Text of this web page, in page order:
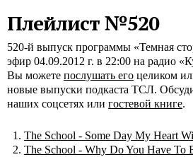
Плейлист №520
520-й выпуск программы «Темная
эфир 04.09.2012 г. в 22:00 на радио
Вы можете послушать его целиком
новые выпуски подкаста ТСЛ.
наших соцсетях или гостевой книге.
The School - Some Day My Heart
The School - Why Do You Have To